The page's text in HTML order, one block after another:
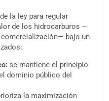
la ley para regular
de los hidrocarburos —
bajo un
se mantiene el principio
dominio público del
la maximización